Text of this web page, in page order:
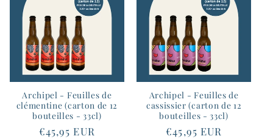
Archipel - Feuilles de
clémentine (carton de 12
bouteilles - 33cl)
Prix
€45,95 EUR
Archipel - Feuilles de
cassissier (carton de 12
bouteilles - 33cl)
Prix
€45,95 EUR